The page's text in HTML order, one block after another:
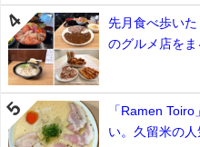
先月食べ歩い
のグルメ店をま
「Ramen
い。久留米の